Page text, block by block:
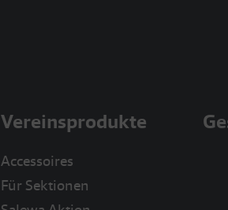
Vereinsprodukte
Accessoires
Für Sektionen